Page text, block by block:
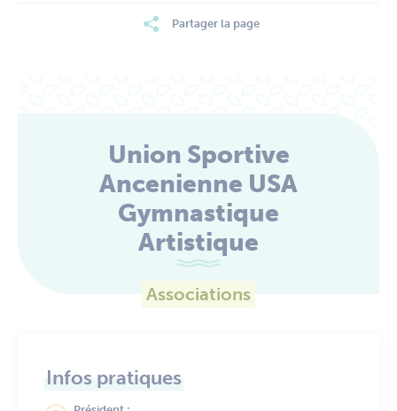
Partager la page
Union Sportive
Ancenienne USA
Gymnastique
Artistique
Associations
Infos pratiques